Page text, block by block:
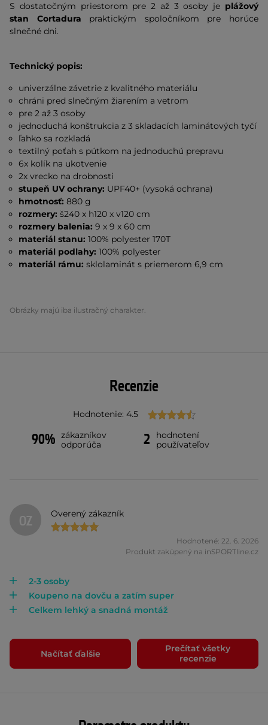
S dostatočným priestorom pre 2 až 3 osoby je plážový
stan Cortadura praktickým spoločníkom pre horúce
slnečné dni.
Technický popis:
univerzálne závetrie z kvalitného materiálu
chráni pred slnečným žiarením a vetrom
pre 2 až 3 osoby
jednoduchá konštrukcia z 3 skladacích laminátových tyčí
ľahko sa rozkladá
textilný poťah s pútkom na jednoduchú prepravu
6x kolík na ukotvenie
2x vrecko na drobnosti
stupeň UV ochrany: UPF40+ (vysoká ochrana)
hmotnosť: 880 g
rozmery: š240 x h120 x v120 cm
rozmery balenia: 9 x 9 x 60 cm
materiál stanu: 100% polyester 170T
materiál podlahy: 100% polyester
materiál rámu: sklolaminát s priemerom 6,9 cm
Obrázky majú iba ilustračný charakter.
Recenzie
Hodnotenie: 4.5
90% zákazníkov
odporúča
2
hodnotení
používateľov
OZ Overený zákazník
Hodnotené: 22. 6. 2026
Produkt zakúpený na inSPORTline.cz
2-3 osoby
Koupeno na dovču a zatím super
Celkem lehký a snadná montáž
Načítať ďalšie
Prečítať všetky
recenzie